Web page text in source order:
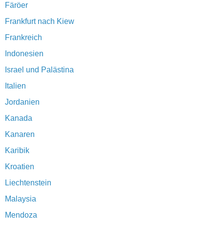
Färöer
Frankfurt nach Kiew
Frankreich
Indonesien
Israel und Palästina
Italien
Jordanien
Kanada
Kanaren
Karibik
Kroatien
Liechtenstein
Malaysia
Mendoza